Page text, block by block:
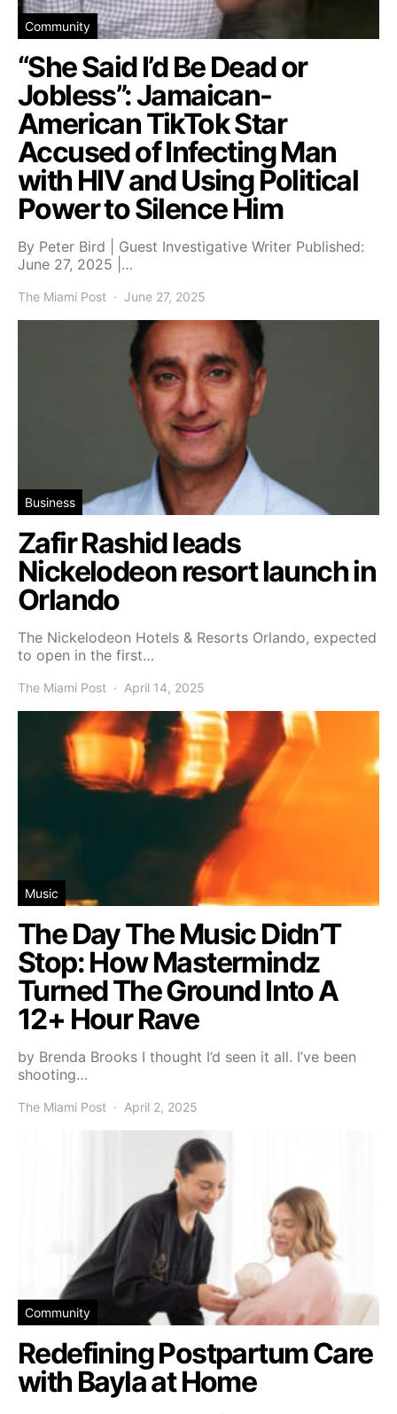
Community
“She Said I’d Be Dead or
Jobless”: Jamaican-
American TikTok Star
Accused of Infecting Man
with HIV and Using Political
Power to Silence Him
By Peter Bird | Guest Investigative Writer Published:
June 27, 2025 |…
The Miami Post June 27, 2025
Business
Zafir Rashid leads
Nickelodeon resort launch in
Orlando
The Nickelodeon Hotels & Resorts Orlando, expected
to open in the first…
The Miami Post April 14, 2025
Music
The Day The Music Didn’T
Stop: How Mastermindz
Turned The Ground Into A
12+ Hour Rave
by Brenda Brooks I thought I’d seen it all. I’ve been
shooting…
The Miami Post April 2, 2025
Community
Redefining Postpartum Care
with Bayla at Home